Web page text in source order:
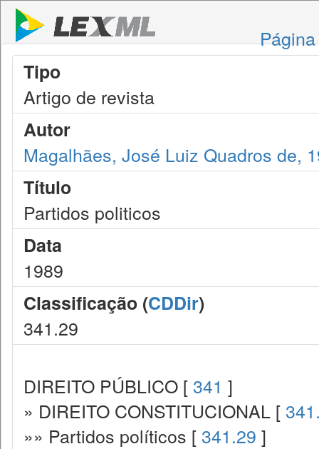
Tipo
Artigo de revista
Autor
Magalhães, José Luiz Quadros de,
Título
Partidos politicos
Data
1989
Classificação (CDDir)
341.29
DIREITO PÚBLICO [ 341 ]
» DIREITO CONSTITUCIONAL [
»» Partidos políticos [ 341.29 ]